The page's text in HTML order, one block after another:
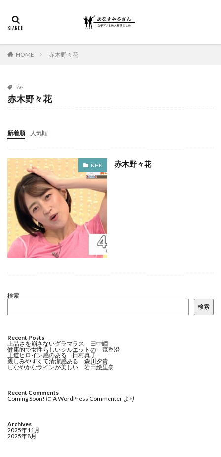
HOME 赤木野々花
TAG
赤木野々花
新着順 人気順
NHK 赤木野々花
検索
検索
Recent Posts
上品さを崩さないグラマラス 田中瞳
健康的で女性らしいシルエットの 森香澄
王道ヒロイン感のある 田村真子
親しみやすくて清潔感ある 森川夕貴
しなやかなラインが美しい 岩田絵里奈
Recent Comments
Coming Soon! に A WordPress Commenter より
Archives
2025年11月
2025年8月